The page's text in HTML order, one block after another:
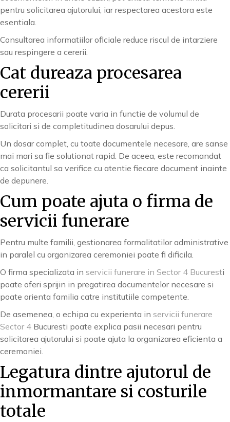
pentru solicitarea ajutorului, iar respectarea acestora este
esentiala.
Consultarea informatiilor oficiale reduce riscul de intarziere
sau respingere a cererii.
Cat dureaza procesarea
cererii
Durata procesarii poate varia in functie de volumul de
solicitari si de completitudinea dosarului depus.
Un dosar complet, cu toate documentele necesare, are sanse
mai mari sa fie solutionat rapid. De aceea, este recomandat
ca solicitantul sa verifice cu atentie fiecare document inainte
de depunere.
Cum poate ajuta o firma de
servicii funerare
Pentru multe familii, gestionarea formalitatilor administrative
in paralel cu organizarea ceremoniei poate fi dificila.
O firma specializata in servicii funerare in Sector 4 Bucuresti
poate oferi sprijin in pregatirea documentelor necesare si
poate orienta familia catre institutiile competente.
De asemenea, o echipa cu experienta in servicii funerare
Sector 4 Bucuresti poate explica pasii necesari pentru
solicitarea ajutorului si poate ajuta la organizarea eficienta a
ceremoniei.
Legatura dintre ajutorul de
inmormantare si costurile
totale